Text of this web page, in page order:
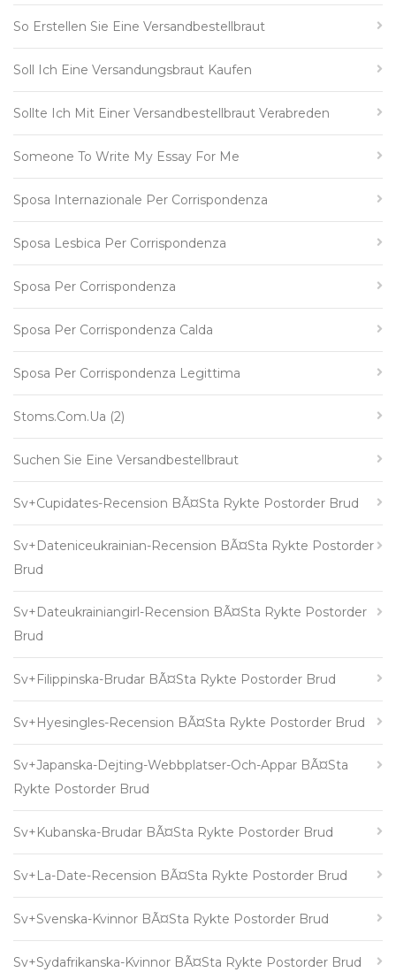
So Erstellen Sie Eine Versandbestellbraut
Soll Ich Eine Versandungsbraut Kaufen
Sollte Ich Mit Einer Versandbestellbraut Verabreden
Someone To Write My Essay For Me
Sposa Internazionale Per Corrispondenza
Sposa Lesbica Per Corrispondenza
Sposa Per Corrispondenza
Sposa Per Corrispondenza Calda
Sposa Per Corrispondenza Legittima
Stoms.com.ua (2)
Suchen Sie Eine Versandbestellbraut
Sv+cupidates-Recension BÃ¤sta Rykte Postorder Brud
Sv+dateniceukrainian-Recension BÃ¤sta Rykte Postorder
Brud
Sv+dateukrainiangirl-Recension BÃ¤sta Rykte Postorder
Brud
Sv+filippinska-Brudar BÃ¤sta Rykte Postorder Brud
Sv+hyesingles-Recension BÃ¤sta Rykte Postorder Brud
Sv+japanska-Dejting-Webbplatser-Och-Appar BÃ¤sta
Rykte Postorder Brud
Sv+kubanska-Brudar BÃ¤sta Rykte Postorder Brud
Sv+la-Date-Recension BÃ¤sta Rykte Postorder Brud
Sv+svenska-Kvinnor BÃ¤sta Rykte Postorder Brud
Sv+sydafrikanska-Kvinnor BÃ¤sta Rykte Postorder Brud